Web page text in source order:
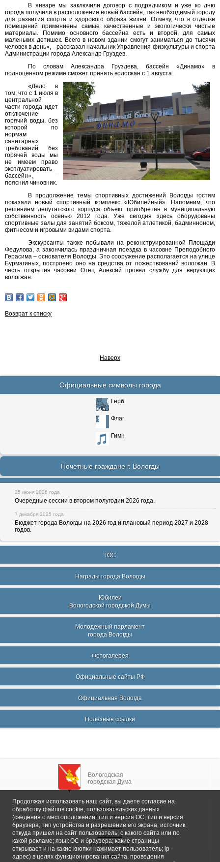
В январе мы заключили договор с подрядчиком и уже ко дню
города получили в расположение новый бассейн, так необходимый городу
для развития спорта и здорового образа жизни. Отмечу, что в отделке
помещений примениены самые качественные и экологически чистые
материалы. Помимо основного бассейна есть и второй, для самых
маленьких детишек. Всего в новом здании смогут заниматься до тысячи
человек в день», - рассказал начальник Управления физкультуры и спорта
Администрации города Александр Груздев.
По словам Александра Груздева, бассейн «Динамо» в
полноценном режиме сможет принять вологжан с 1 августа.
«Дело в
том, что с 1 июля в
центральной
части города идет
отключение
горячий воды, без
которой по
нормам
санитарных
требований без
горячей воды мы
не имеем право
эксплуатировать
бассейн», -
пояснил чиновник.
В продолжение темы спортивных достижений Вологды гостям
показали новый спортивный комплекс «Юбилейный». Напомним, что
решением депутатского корпуса объект приобретен в муниципальную
собственность осенью 2012 года. Уже сегодня здесь оборудованы
спортивные залы для занятий боксом, тяжелой атлетикой, бадминноном,
фитнесом и игровыми видами спорта.
Экскурсанты также побывали на реконструированной Площади
Федулова, а закончилась праздничная поездка в часовне Преподобного
Герасима – основателя Вологды. Это сооружение располагается на улице
Бурмагиных, построено оно на средства от пожертвований вологжан. В
честь открытия часовни Отец Алексий провел службу для верующих
вологжан.
Возврат к списку
Наверх
Официальные символы города
Герб
Флаг
Гимн
Почетные граждане г. Вологды
25 июня 2026 года
Очередные сессии в втором полугодии 2026 года.
7 декабря 2025 года
Бюджет города Вологды на 2026 год и плановый период 2027 и 2028
годов.
ТОС
Награды города Вологды
Юбилеи
Вологодской городской Думы
Молодежный парламент
города Вологды
Фотогалерея
Официальные сайты РФ
Официальная Вологда
Полезные ссылки
Вологодская
городская Дума
Главная
Общие сведения
Депутаты
Комитеты
График приема
Контакты
Продолжая использовать наш сайт, вы даете согласие на
обработку файлов cookie, пользовательских данных
(сведения о местоположении; тип и версия ОС; тип и версия
браузера; тип устройства и разрешение его экрана; источник,
откуда пришел на сайт пользователь; с какого сайта или по
какой рекламе; язык ОС и браузера; какие страницы
открывает и на какие кнопки нажимает пользователь; ip-
адрес) в целях функционирования сайта, проведения